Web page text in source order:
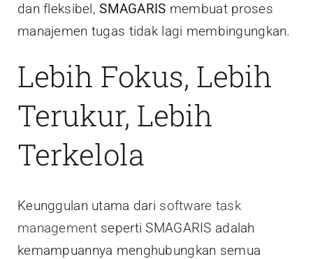
dan fleksibel,SMAGARIS membuat proses
manajemen tugas tidak lagi membingungkan.
Lebih Fokus, Lebih
Terukur, Lebih
Terkelola
Keunggulan utama dari software task
managementseperti SMAGARIS adalah
kemampuannya menghubungkan semua